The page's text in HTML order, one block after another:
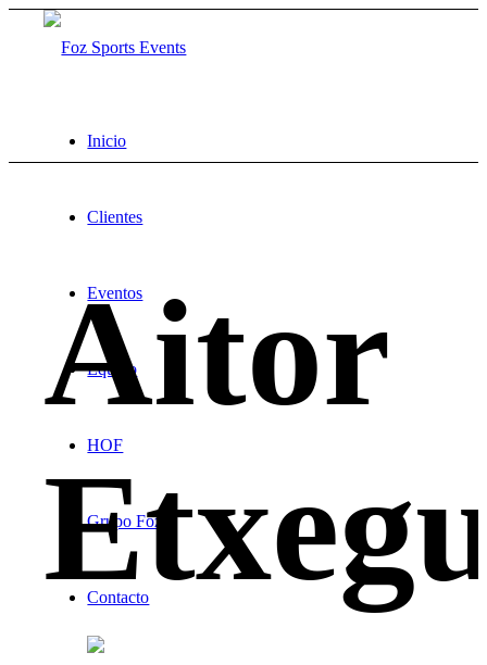
Inicio
Clientes
Eventos
Equipo
HOF
Grupo Foz
Contacto
Aitor